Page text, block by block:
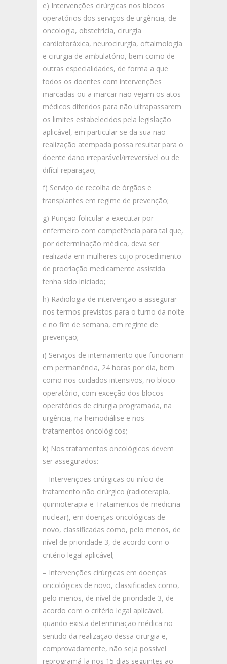
e) Intervenções cirúrgicas nos blocos
operatórios dos serviços de urgência, de
oncologia, obstetrícia, cirurgia
cardiotoráxica, neurocirurgia, oftalmologia
e cirurgia de ambulatório, bem como de
outras especialidades, de forma a que
todos os doentes com intervenções
marcadas ou a marcar não vejam os atos
médicos diferidos para não ultrapassarem
os limites estabelecidos pela legislação
aplicável, em particular se da sua não
realização atempada possa resultar para o
doente dano irreparável/irreversível ou de
difícil reparação;
f) Serviço de recolha de órgãos e
transplantes em regime de prevenção;
g) Punção folicular a executar por
enfermeiro com competência para tal que,
por determinação médica, deva ser
realizada em mulheres cujo procedimento
de procriação medicamente assistida
tenha sido iniciado;
h) Radiologia de intervenção a assegurar
nos termos previstos para o turno da noite
e no fim de semana, em regime de
prevenção;
i) Serviços de internamento que funcionam
em permanência, 24 horas por dia, bem
como nos cuidados intensivos, no bloco
operatório, com exceção dos blocos
operatórios de cirurgia programada, na
urgência, na hemodiálise e nos
tratamentos oncológicos;
k) Nos tratamentos oncológicos devem
ser assegurados:
– Intervenções cirúrgicas ou início de
tratamento não cirúrgico (radioterapia,
quimioterapia e Tratamentos de medicina
nuclear), em doenças oncológicas de
novo, classificadas como, pelo menos, de
nível de prioridade 3, de acordo com o
critério legal aplicável;
– Intervenções cirúrgicas em doenças
oncológicas de novo, classificadas como,
pelo menos, de nível de prioridade 3, de
acordo com o critério legal aplicável,
quando exista determinação médica no
sentido da realização dessa cirurgia e,
comprovadamente, não seja possível
reprogramá-la nos 15 dias seguintes ao